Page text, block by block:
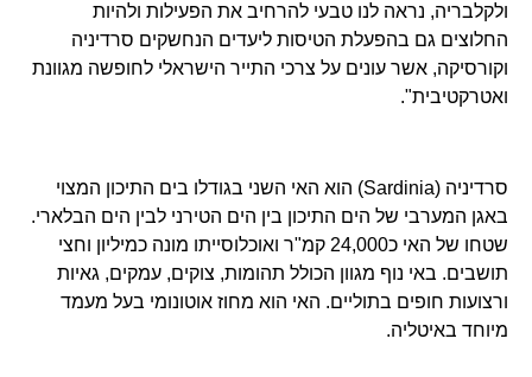
ולקלבריה, נראה לנו טבעי להרחיב את הפעילות ולהיות
החלוצים גם בהפעלת הטיסות ליעדים הנחשקים סרדיניה
וקורסיקה, אשר עונים על צרכי התייר הישראלי לחופשה מגוונת
ואטרקטיבית".
סרדיניה (Sardinia) הוא האי השני בגודלו בים התיכון המצוי
באגן המערבי של הים התיכון בין הים הטירני לבין הים הבלארי.
שטחו של האי כ24,000 קמ"ר ואוכלוסייתו מונה כמיליון וחצי
תושבים. באי נוף מגוון הכולל תהומות, צוקים, עמקים, גאיות
ורצועות חופים בתוליים. האי הוא מחוז אוטונומי בעל מעמד
מיוחד באיטליה.